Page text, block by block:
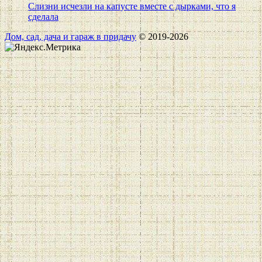
Слизни исчезли на капусте вместе с дырками, что я
сделала
Дом, сад, дача и гараж в придачу© 2019-2026